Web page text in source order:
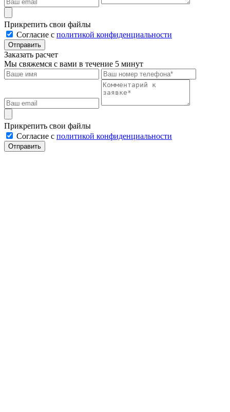
Прикрепить свои файлы
Cогласие с политикой конфиденциальности
Отправить
Заказать расчет
Мы свяжемся с вами в течение 5 минут
Прикрепить свои файлы
Cогласие с политикой конфиденциальности
Отправить